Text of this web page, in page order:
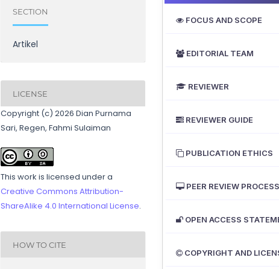
SECTION
Artikel
LICENSE
Copyright (c) 2026 Dian Purnama
Sari, Regen, Fahmi Sulaiman
This work is licensed under a
Creative Commons Attribution-
ShareAlike 4.0 International License.
HOW TO CITE
FOCUS AND SCOPE
EDITORIAL TEAM
REVIEWER
REVIEWER GUIDE
PUBLICATION ETHICS
PEER REVIEW PROCESS
OPEN ACCESS
COPYRIGHT AND